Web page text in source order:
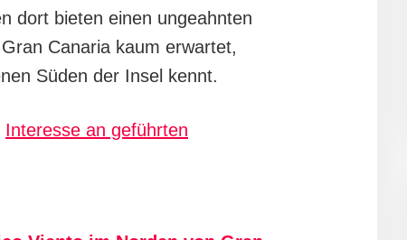
dort bieten einen ungeahnten
Canaria kaum erwartet,
Süden der Insel kennt.
Interesse an geführten